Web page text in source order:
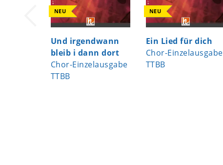
NEU
Und irgendwann
bleib i dann dort
Chor-Einzelausgabe
TTBB
NEU
Ein Lied für dich
Chor-Einzelausgabe
TTBB